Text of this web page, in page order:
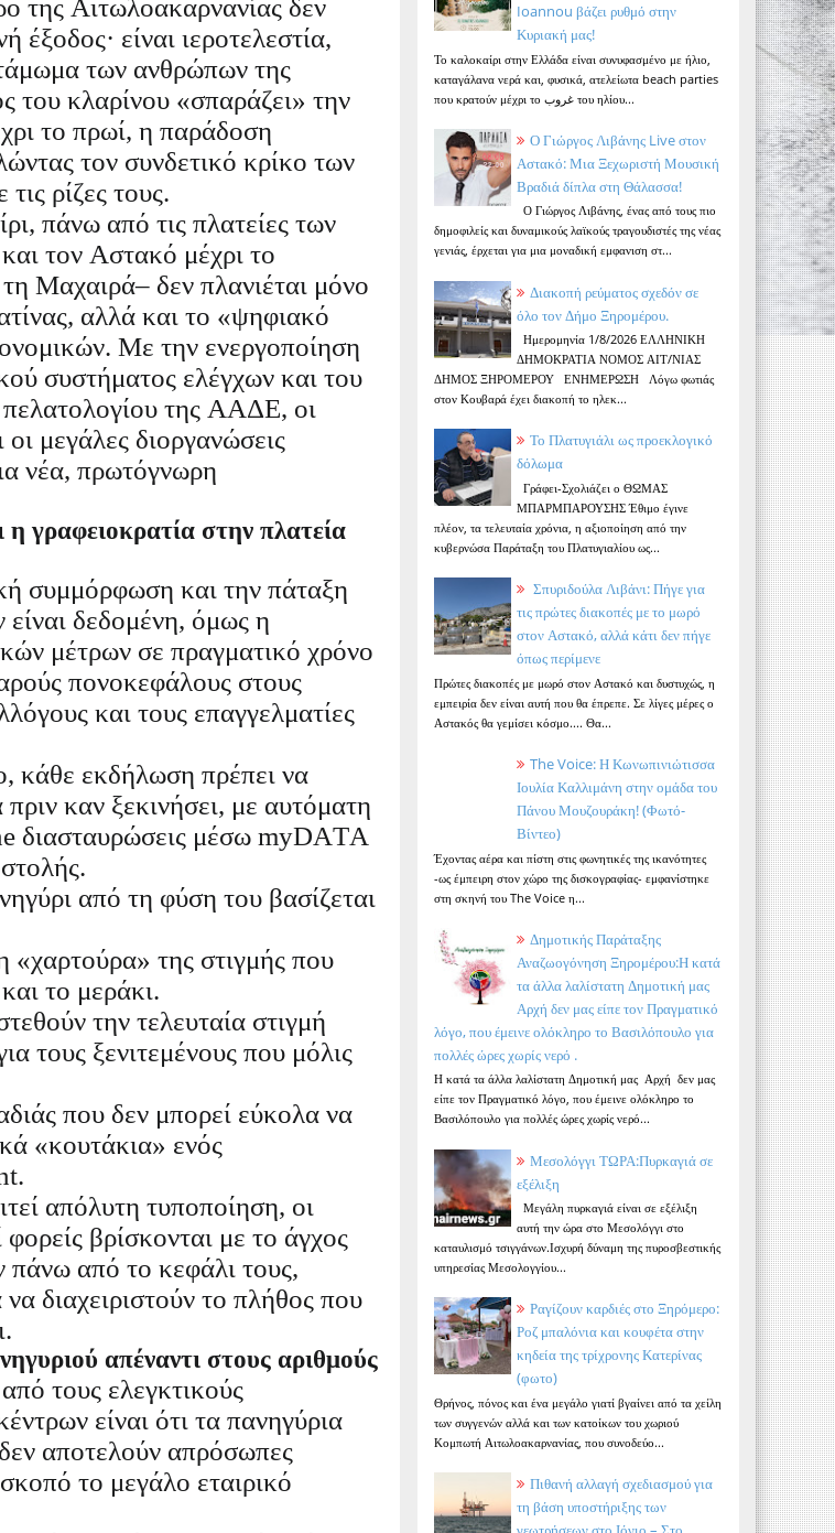
της Αιτωλοακαρνανίας δεν
έξοδος· είναι ιεροτελεστία,
των ανθρώπων της
του κλαρίνου «σπαράζει» την
το πρωί, η παράδοση
τον συνδετικό κρίκο των
ρίζες τους.
πάνω από τις πλατείες των
τον Αστακό μέχρι το
Μαχαιρά– δεν πλανιέται μόνο
αλλά και το «ψηφιακό
Με την ενεργοποίηση
συστήματος ελέγχων και του
της ΑΑΔΕ, οι
μεγάλες διοργανώσεις
νέα, πρωτόγνωρη
γραφειοκρατία στην πλατεία
συμμόρφωση και την πάταξη
δεδομένη, όμως η
μέτρων σε πραγματικό χρόνο
πονοκεφάλους στους
και τους επαγγελματίες
κάθε εκδήλωση πρέπει να
καν ξεκινήσει, με αυτόματη
διασταυρώσεις μέσω myDATA
από τη φύση του βασίζεται
«χαρτούρα» της στιγμής που
το μεράκι.
την τελευταία στιγμή
τους ξενιτεμένους που μόλις
που δεν μπορεί εύκολα να
«κουτάκια» ενός
απόλυτη τυποποίηση, οι
φορείς βρίσκονται με το άγχος
πάνω από το κεφάλι τους,
διαχειριστούν το πλήθος που
απέναντι στους αριθμούς
τους ελεγκτικούς
είναι ότι τα πανηγύρια
αποτελούν απρόσωπες
το μεγάλο εταιρικό
Ioannou βάζει ρυθμό στην
Κυριακή μας!
Το καλοκαίρι στην Ελλάδα είναι συνυφασμένο με ήλιο,
καταγάλανα νερά και, φυσικά, ατελείωτα beach parties
που κρατούν μέχρι το غروب του ηλίου...
Ο Γιώργος Λιβάνης Live στον
Αστακό: Μια Ξεχωριστή Μουσική
Βραδιά δίπλα στη Θάλασσα!
Ο Γιώργος Λιβάνης, ένας από τους πιο
δημοφιλείς και δυναμικούς λαϊκούς τραγουδιστές της νέας
γενιάς, έρχεται για μια μοναδική εμφανιση στ...
Διακοπή ρεύματος σχεδόν σε
όλο τον Δήμο Ξηρομέρου.
Ημερομηνία 1/8/2026 ΕΛΛΗΝΙΚΗ
ΔΗΜΟΚΡΑΤΙΑ ΝΟΜΟΣ ΑΙΤ/ΝΙΑΣ
ΔΗΜΟΣ ΞΗΡΟΜΕΡΟΥ ΕΝΗΜΕΡΩΣΗ Λόγω φωτιάς
στον Κουβαρά έχει διακοπή το ηλεκ...
Το Πλατυγιάλι ως προεκλογικό
δόλωμα
Γράφει-Σχολιάζει ο ΘΩΜΑΣ
ΜΠΑΡΜΠΑΡΟΥΣΗΣ Έθιμο έγινε
πλέον, τα τελευταία χρόνια, η αξιοποίηση από την
κυβερνώσα Παράταξη του Πλατυγιαλίου ως...
Σπυριδούλα Λιβάνι: Πήγε για
τις πρώτες διακοπές με το μωρό
στον Αστακό, αλλά κάτι δεν πήγε
όπως περίμενε
Πρώτες διακοπές με μωρό στον Αστακό και δυστυχώς, η
εμπειρία δεν είναι αυτή που θα έπρεπε. Σε λίγες μέρες ο
Αστακός θα γεμίσει κόσμο.... Θα...
The Voice: Η Κωνωπινιώτισσα
Ιουλία Καλλιμάνη στην ομάδα του
Πάνου Μουζουράκη! (Φωτό-
Βίντεο)
Έχοντας αέρα και πίστη στις φωνητικές της ικανότητες
-ως έμπειρη στον χώρο της δισκογραφίας- εμφανίστηκε
στη σκηνή του The Voice η...
Δημοτικής Παράταξης
Αναζωογόνηση Ξηρομέρου:Η κατά
τα άλλα λαλίστατη Δημοτική μας
Αρχή δεν μας είπε τον Πραγματικό
λόγο, που έμεινε ολόκληρο το Βασιλόπουλο για
πολλές ώρες χωρίς νερό .
Η κατά τα άλλα λαλίστατη Δημοτική μας Αρχή δεν μας
είπε τον Πραγματικό λόγο, που έμεινε ολόκληρο το
Βασιλόπουλο για πολλές ώρες χωρίς νερό...
Μεσολόγγι ΤΩΡΑ:Πυρκαγιά σε
εξέλιξη
Μεγάλη πυρκαγιά είναι σε εξέλιξη
αυτή την ώρα στο Μεσολόγγι στο
καταυλισμό τσιγγάνων.Ισχυρή δύναμη της πυροσβεστικής
υπηρεσίας Μεσολογγίου...
Ραγίζουν καρδιές στο Ξηρόμερο:
Ροζ μπαλόνια και κουφέτα στην
κηδεία της τρίχρονης Κατερίνας
(φωτο)
Θρήνος, πόνος και ένα μεγάλο γιατί βγαίνει από τα χείλη
των συγγενών αλλά και των κατοίκων του χωριού
Κομπωτή Αιτωλοακαρνανίας, που συνοδεύο...
Πιθανή αλλαγή σχεδιασμού για
τη βάση υποστήριξης των